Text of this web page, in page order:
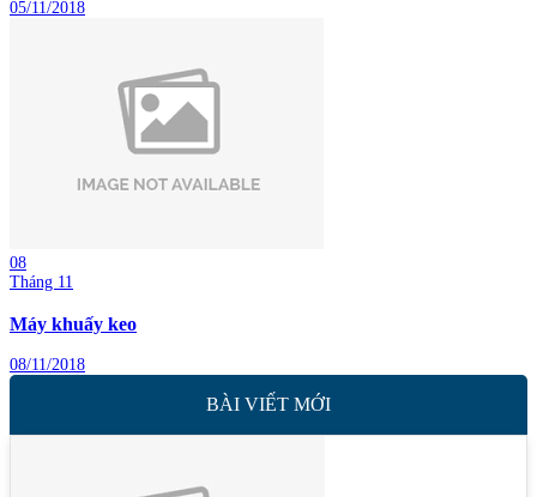
05/11/2018
08
Tháng 11
Máy khuấy keo
08/11/2018
BÀI VIẾT MỚI